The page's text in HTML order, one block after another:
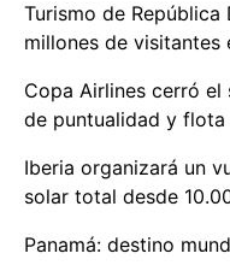
Turismo de República
millones de visitantes
Copa Airlines cerró
de puntualidad y flota
Iberia organizará un
solar total desde
Panamá: destino